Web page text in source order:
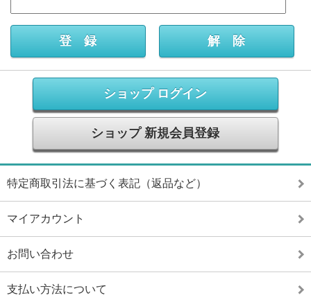
ショップ ログイン
ショップ 新規会員登録
特定商取引法に基づく表記（返品など）
マイアカウント
お問い合わせ
支払い方法について